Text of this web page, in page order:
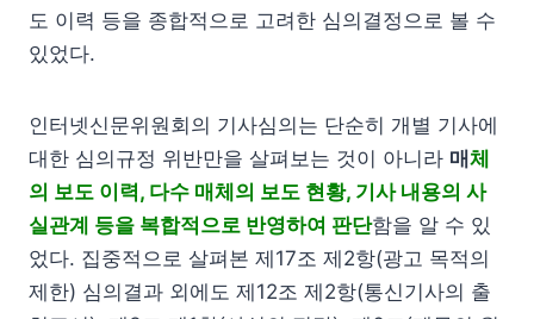
도 이력 등을 종합적으로 고려한 심의결정으로 볼 수
있었다.
인터넷신문위원회의 기사심의는 단순히 개별 기사에
대한 심의규정 위반만을 살펴보는 것이 아니라 매체
의 보도 이력, 다수 매체의 보도 현황, 기사 내용의 사
실관계 등을 복합적으로 반영하여 판단함을 알 수 있
었다. 집중적으로 살펴본 제17조 제2항(광고 목적의
제한) 심의결과 외에도 제12조 제2항(통신기사의 출